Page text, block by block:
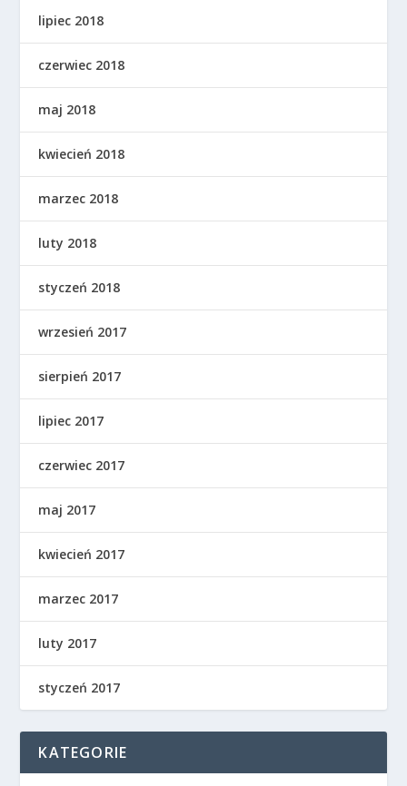
lipiec 2018
czerwiec 2018
maj 2018
kwiecień 2018
marzec 2018
luty 2018
styczeń 2018
wrzesień 2017
sierpień 2017
lipiec 2017
czerwiec 2017
maj 2017
kwiecień 2017
marzec 2017
luty 2017
styczeń 2017
KATEGORIE